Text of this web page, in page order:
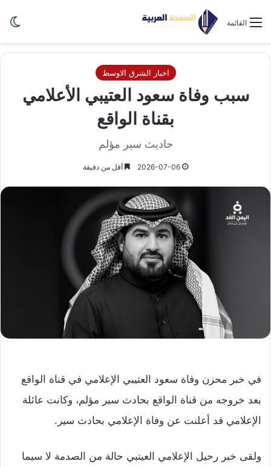
القائمة
اخبار الشرق الاوسط
سبب وفاة سعود العتيبي الأعلامي
بقناة الواقع
حاديث سير مؤلم
2026-07-06 أقل من دقيقة
في خبر محزن وفاة سعود العتيبي الإعلامي في قناة الواقع
بعد خروجه من قناة الواقع بحادث سير مؤلم، وكانت عائلة
الإعلامي قد أعلنت عن وفاة الإعلامي بحادث سير.
ولقى خبر رحيل الإعلامي العيتبي حالة من الصدمة لا سيما